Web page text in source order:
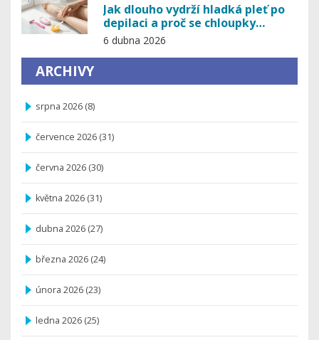
Jak dlouho vydrží hladká pleť po
depilaci a proč se chloupky
vracejí?
6 dubna 2026
ARCHIVY
srpna 2026 (8)
července 2026 (31)
června 2026 (30)
května 2026 (31)
dubna 2026 (27)
března 2026 (24)
února 2026 (23)
ledna 2026 (25)